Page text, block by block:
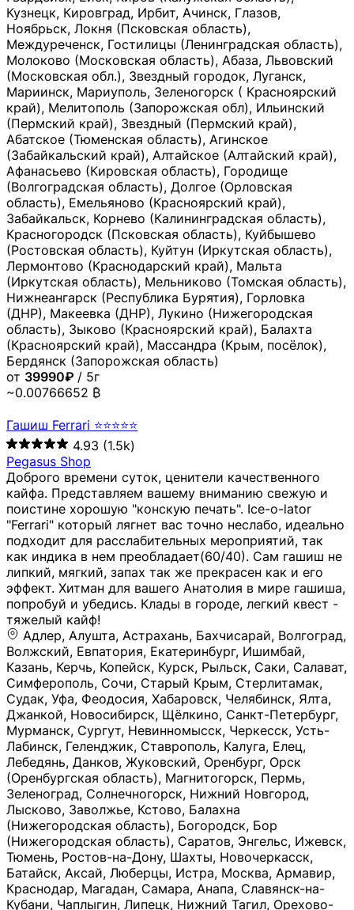
Кузнецк, Кировград, Ирбит, Ачинск, Глазов,
Ноябрьск, Локня (Псковская область),
Междуреченск, Гостилицы (Ленинградская область),
Молоково (Московская область), Абаза, Львовский
(Московская обл.), Звездный городок, Луганск,
Мариинск, Мариуполь, Зеленогорск ( Красноярский
край), Мелитополь (Запорожская обл), Ильинский
(Пермский край), Звездный (Пермский край),
Абатское (Тюменская область), Агинское
(Забайкальский край), Алтайское (Алтайский край),
Афанасьево (Кировская область), Городище
(Волгоградская область), Долгое (Орловская
область), Емельяново (Красноярский край),
Забайкальск, Корнево (Калининградская область),
Красногородск (Псковская область), Куйбышево
(Ростовская область), Куйтун (Иркутская область),
Лермонтово (Краснодарский край), Мальта
(Иркутская область), Мельниково (Томская область),
Нижнеангарск (Республика Бурятия), Горловка
(ДНР), Макеевка (ДНР), Лукино (Нижегородская
область), Зыково (Красноярский край), Балахта
(Красноярский край), Массандра (Крым, посёлок),
Бердянск (Запорожская область)
от 39990₽ / 5г
~0.00766652 ₿
Гашиш Ferrari ⭐⭐⭐⭐⭐
4.93 (1.5k)
Pegasus Shop
Доброго времени суток, ценители качественного
кайфа. Представляем вашему вниманию свежую и
поистине хорошую "конскую печать". Ice-o-lator
"Ferrari" который лягнет вас точно неслабо, идеально
подходит для расслабительных мероприятий, так
как индика в нем преобладает(60/40). Сам гашиш не
липкий, мягкий, запах так же прекрасен как и его
эффект. Хитман для вашего Анатолия в мире гашиша,
попробуй и убедись. Клады в городе, легкий квест -
тяжелый кайф!
Адлер, Алушта, Астрахань, Бахчисарай, Волгоград, Волжский, Евпатория, Екатеринбург, Ишимбай, Казань, Керчь, Копейск, Курск, Рыльск, Саки, Салават, Симферополь, Сочи, Старый Крым, Стерлитамак, Судак, Уфа, Феодосия, Хабаровск, Челябинск, Ялта, Джанкой, Новосибирск, Щёлкино, Санкт-Петербург, Мурманск, Сургут, Невинномысск, Черкесск, Усть-Лабинск, Геленджик, Ставрополь, Калуга, Елец, Лебедянь, Данков, Жуковский, Оренбург, Орск (Оренбургская область), Магнитогорск, Пермь, Зеленоград, Солнечногорск, Нижний Новгород, Лысково, Заволжье, Кстово, Балахна (Нижегородская область), Богородск, Бор (Нижегородская область), Саратов, Энгельс, Ижевск, Тюмень, Ростов-на-Дону, Шахты, Новочеркасск, Батайск, Аксай, Люберцы, Истра, Москва, Армавир, Краснодар, Магадан, Самара, Анапа, Славянск-на-Кубани, Чаплыгин, Липецк, Нижний Тагил, Орехово-Зуево, Усть-Джегута, Лянтор, Нефтеюганск, Пыть-Ях, Урень, Ветлуга, Шахунья, Новороссийск, Крымск, Тимашёвск, Тольятти, Воткинск, Звенигород, Руза, Можайск, Белгород, Воронеж, Соликамск, Нытва, Лысьва (Пермский край), Чусовой, Кунгур, Краснокамск, Миасс, Губаха, Тула, Новомосковск, Донской, Омск, Льгов, Мытищи, Королёв, Ивантеевка, Балашиха, Семилуки, Кудымкар, Старый Оскол, Оса (Пермский край), Одинцово (Московская область), Ханты-Мансийск, Лабинск, Темрюк, Курганинск, Белореченск (Краснодарский край), Алупкa, Губкин, Рязань, Калининград, Усть-Илимск, Фрязино, Минеральные Воды, Пятигорск, Кострома, Ярославль, Коркино, Верхняя Пышма, Подольск, Красноярск, Смоленск, Долгопрудный, Чебоксары, Калачинск, Канск, Киров (Кировская область), Вологда, Рославль, Владивосток, Обнинск, Балабаново (Калужская область), Малоярославец, Брянск, Видное, Ярцево, Вязьма, Гагарин, Приволжск, Фурманов, Чайковский, Кинешма, Горячий Ключ, Улан-Удэ, Туймазы, Дюртюли, Альметьевск, Нефтекамск, Хадыженск, Апшеронск, Майкоп, Уссурийск, Ульяновск, Гатчина, Луга (Ленинградская область), Надым, Ногинск, Электросталь, Железнодорожный (Московская область), Бутурлиновка, Кириллов, Краснознаменск (Калиниградская область), Мышкин, Томмот, Холм, Абакан, Абдулино, Агидель, Агрыз, Адыгейск, Азнакаево, Алатырь, Алдан, Алейск, Александров, Александровск, Алексеевка (Белгородская обл.), Алексин, Амурск, Анадырь, Ангарск, Андреаполь, Анжеро-Судженск, Анива, Апатиты, Арамиль, Ардон, Арзамас, Аркадак, Арсеньев, Артём, Артёмовский, Архангельск, Асбест, Асино, Аткарск, Ахтубинск, Аша, Бабаево (Вологодская область), Бавлы (Республика Татарстан), Байкальск, Бакал, Баксан, Балаклава, Балаково (Саратовская область), Балашов (Саратовская область), Балтийск, Барабинск, Барнаул, Барыш (Ульяновская область), Бежецк, Белая Калитва (Ростовская область), Белебей, Белогорск (Крым), Белозерск, Белокуриха, Беломорск, Белоозёрский (Московская область), Белорецк (Республика Башкортостан), Кызыл, Белоярский (Ханты-Мансийский АО), Бердск, Березники (Пермский край), Берёзовский (Кемеровская область), Берёзовский (Свердловская область), Беслан, Бийск, Бикин, Билибино, Биробиджан, Благовещенск (Амурская область), Благовещенск (Башкортостан), Бобров, Богородицк, Боготол, Богучар, Бокситогорск (Ленинградская область), Бологое (Тверская область), Болхов, Большой Камень (Приморский край), Борисоглебск (Воронежская область), Боровичи (Новгородская область), Боровск, Бородино, Братск, Бронницы (Московская область), Бугульма (Республика Татарстан), Бугуруслан (Оренбургская область), Буинск, Буй, Буйнакск, Валдай, Валуйки, Велиж, Великие Луки, Великий Новгород, Великий Устюг, Вельск, Венёв, Верещагино, Верхнеуральск, Верхний Уфалей, Верхняя Салда, Верхняя Тура, Весьегонск, Вилючинск, Вихоревка, Вичуга, Владикавказ, Волгодонск, Волгореченск, Володарск, Волосово, Волчанск, Вольск, Воркута, Ворсма, Всеволожск (Ленинградская область), Вуктыл, Выкса, Высоковск, Высоцк, Вытегра, Вышний Волочёк, Вяземский, Вязники, Вятские Поляны, Нея, Шилка, Гаврилов Посад, Гаврилов-Ям, Гай, Галич, Гдов, Голицыно, Горно-Алтайск, Горнозаводск, Горняк, Городец, Гороховец, Гремячинск, Грозный, Грязи, Грязовец, Губкинский, Гуково, Гулькевичи, Гурьевск (Калининградская область), Гурьевск (Кемеровская область), Гусев, Гусь-Хрустальный, Давлеканово, Далматово, Дальнегорск, Дегтярск, Дедовск, Демидов, Дербент, Десногорск, Дзержинск, Дзержинский (Московская область), Дивногорск, Димитровград, Дмитровск, Дно, Добрянка, Долинск, Домодедово, Донецк (ДНР), Дорогобуж, Дрезна, Дубна, Дудинка, Духовщина, Дятьково, Егорьевск, Елабуга, Елизово, Ельня (Будет изменено название), Емва, Енисейск, Ермолино, Ершов, Ессентуки, Ефремов, Железноводск, Железногорск (Красноярский край), Железногорск (Курская область), Железногорск-Илимский, Жигулёвск, Жиздра, Жирновск, Жуков, Жуковка, Заводоуковск, Заволжск, Задонск, Заинск, Заозёрный, Заозёрск, Западная Двина, Заполярный, Зарайск, Заречный (Пензенская область), Заречный (Свердловская область), Заринск, Звенигово, Зверево, Зеленогорск ( Ленинградская обл. ), Зеленоградск, Зеленодольск, Зеленокумск, Зерноград, Зима, Змеиногорск, Зубцов, Ивангород, Иваново, Ивдель, Избербаш, Изобильный, Иланский, Инза, Инкерман, Инта, Ипатово, Искитим, Йошкар-Ола, Кадников, Калач, Калач-на-Дону, Калининск, Калтан, Калязин, Камбарка, Каменка (Пензенская область), Каменногорск (Ленинградская область), Каменск-Уральский, Каменск-Шахтинский, Камень-на-Оби, Камешково, Камышин, Канаш, Кандалакша, Карабаново, Карабаш, Карачаевск, Каргат, Каргополь, Карпинск, Карталы, Касимов, Касли, Каспийск, Катав-Ивановск, Катайск, Качканар, Кашин, Кашира, Кемерово, Кемь, Кизел, Кизилюрт, Кизляр, Кимовск, Кимры, Кингисепп, Кинель, Киреевск, Киренск, Киржач, Кириши, Кирово-Чепецк, Кировск (Ленинградская область), Кировск (Мурманская область), Кирсанов, Киселёвск, Кисловодск, Климовск, Клинцы, Княгинино, Ковдор, Ковров, Когалым, Козельск, Козьмодемьянск, Кола, Кологрив, Колпашево, Колпино, Кольчугино, Комсомольск, Комсомольск-на-Амуре, Конаково, Кондопога, Кондрово, Константиновск, Кораблино, Кореновск, Корсаков, Коряжма, Костерёво, Костомукша, Котельники, Котельниково, Котельнич, Котлас, Котовск, Кохма, Красноармейск (Московская область), Краснозаводск, Краснознаменск (Московская область), Краснокаменск, Краснослободск (Волгоградская область), Краснотурьинск, Красноуральск, Красный Сулин, Кремёнки, Кропоткин, Кубинка, Кувшиново (Тверская область), Кудрово, Кулебаки, Кумертау, Курлово, Куровское, Куртамыш, Курчатов, Куса, Кушва, Кыштым, Лабытнанги, Лагань, Лаишево (Республика Татарстан), Лакинск, Лангепас, Лахденпохья, Ленинск-Кузнецкий, Ленск (Республика Саха), Лермонтов (Ставропольский край), Лесозаводск (Приморский край), Лесосибирск, Ливны (Орловская область), Ликино-Дулёво, Липки (Тульская область), Лиски (Воронежская область), Лихославль, Лодейное Поле, Ломоносов (Санкт-Петербург), Лосино-Петровский, Лукоянов, Луховицы, Лыткарино, Любань (Ленинградская область), Любим, Людиново, Магас, Майский, Макаров, Малая Вишера, Малгобек, Мамадыш, Мамоново, Мантурово, Маркс, Махачкала, Мглин, Мегион, Медвежьегорск, Медногорск, Медынь, Меленки, Мелеуз, Менделеевск, Мещовск, Микунь, Миллерово, Минусинск, Миньяр, Мирный (Архангельская область), Мирный (Якутия), Михайловка (Город), Михайловск (Свердловская область), Михайловск (Ставропольский край), Могоча, Можга, Моздок, Мончегорск, Морозовск, Моршанск, Мосальск, Муравленко, Мурино, Муром, Мценск, Мыски, Набережные Челны, Навашино (Нижегородская область), Назарово (Красноярский край), Назрань, Нальчик, Наро-Фоминск, Нарткала, Нарьян-Мар, Находка, Невель (Псковская область), Невельск, Невьянск, Нелидово (Тверская область), Неман, Нерехта (Костромская область), Нерюнгри, Нестеров, Нефтегорск (Самарская область), Нефтекумск, Нижневартовск, Нижнекамск (Республика Татарстан), Нижнеудинск, Нижние Серги, Нижний Ломов, Нижняя Тура, Николаевск-на-Амуре, Никольск (Вологодская область), Никольск (Пензенская область), Новая Ладога, Новая Ляля, Новоалександровск, Новоалтайск, Нововоронеж, Новодвинск, Новозыбков, Новокубанск, Новокуйбышевск, Новомичуринск, Новопавловск, Новоржев, Новосокольники, Новотроицк, Новоульяновск, Новоуральск, Новохопёрск, Новочебоксарск, Новошахтинск, Новый Оскол, Новый Уренгой, Норильск, Нурлат, Нягань, Нязепетровск, Няндома, Облучье, Обоянь, Озёрск (Калининградская область), Озёрск (Челябинская область), Озёры, Октябрьск (Самарская область), Октябрьский (Башкортостан), Окуловка (Новгородская область), Оленегорск, Олонец, Онега, Опочка, Осинники, Осташков, Остров, Острогожск, Отрадный, Оха, Павлово, Павловск (Воронежская область), Павловск (Санкт-Петербург), Павловский Посад, Партизанск, Певек, Пенза, Первоуральск, Перевоз, Пересвет, Переславль-Залесский, Пестово (Новгородская область), Петрозаводск, Петропавловск-Камчатский, Печоры, Пикалёво, Пионерский, Питкяранта, Плавск, Плёс, Подпорожье, Покачи, Покров, Покровск, Полесск, Полысаево, Полярные Зори, Полярный, Поронайск, Порхов, Похвистнево, Почеп, Починок, Пошехонье, Правдинск, Приморск (Калининградская область), Приморско-Ахтарск, Приозерск, Прокопьевск, Протвино, Прохладный, Пугачёв, Пудож, Пустошка, Пушкино, Пущино, Пыталово, Радужный (Владимирская область), Радужный (Ханты-Мансийский АО), Райчихинск, Раменское, Рассказово, Ревда, Реж, Реутов, Родники, Россошь, Ростов (Ярославская обл.), Рошаль, Ртищево, Рубцовск, Рузаевка, Рыбинск, Рыбное, Ряжск, Салехард, Сальск, Саранск, Сарапул, Саров, Сасово, Сатка, Сафоново, Саяногорск, Саянск, Светлогорск, Светлоград, Светлый, Светогорск (Ленинградская область), Свободный, Себеж, Северобайкальск, Северодвинск, Североуральск, Сегежа, Семикаракорск, Сенгилей, Серафимович, Сергач, Сергиев Посад, Сердобск, Сертолово (Ленинградская область), Сестрорецк (Ленинградская область), Сибай, Скопин, Славгород, Сланцы, Слободской, Слюдянка, Собинка, Советск (Кировская область), Советск (Калининградская область), Советск (Тульская область), Советская Гавань, Советский (Ханты-Мансийский АО), Сокол (Вологодская область), Солигалич, Соль-Илецк, Сольцы, Сортавала, Сосенский, Сосновоборск, Сосновый Бор (Ленинградская область), Сосногорск, Спас-Клепики, Спасск-Рязанский, С